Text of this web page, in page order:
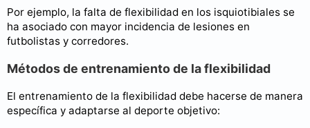
Por ejemplo, la falta de flexibilidad en los isquiotibiales se
ha asociado con mayor incidencia de lesiones en
futbolistas y corredores.
Métodos de entrenamiento de la flexibilidad
El entrenamiento de la flexibilidad debe hacerse de manera
específica y adaptarse al deporte objetivo: